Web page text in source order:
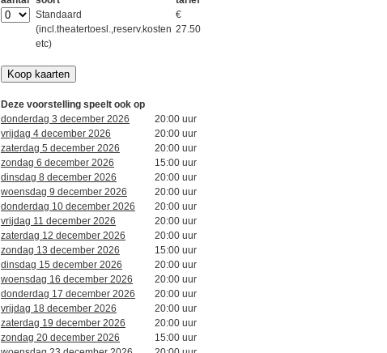
Standaard
(incl.theatertoesl.,reserv.kosten
etc)
€
27.50
Deze voorstelling speelt ook op
donderdag 3 december 2026
20:00 uur
vrijdag 4 december 2026
20:00 uur
zaterdag 5 december 2026
20:00 uur
zondag 6 december 2026
15:00 uur
dinsdag 8 december 2026
20:00 uur
woensdag 9 december 2026
20:00 uur
donderdag 10 december 2026
20:00 uur
vrijdag 11 december 2026
20:00 uur
zaterdag 12 december 2026
20:00 uur
zondag 13 december 2026
15:00 uur
dinsdag 15 december 2026
20:00 uur
woensdag 16 december 2026
20:00 uur
donderdag 17 december 2026
20:00 uur
vrijdag 18 december 2026
20:00 uur
zaterdag 19 december 2026
20:00 uur
zondag 20 december 2026
15:00 uur